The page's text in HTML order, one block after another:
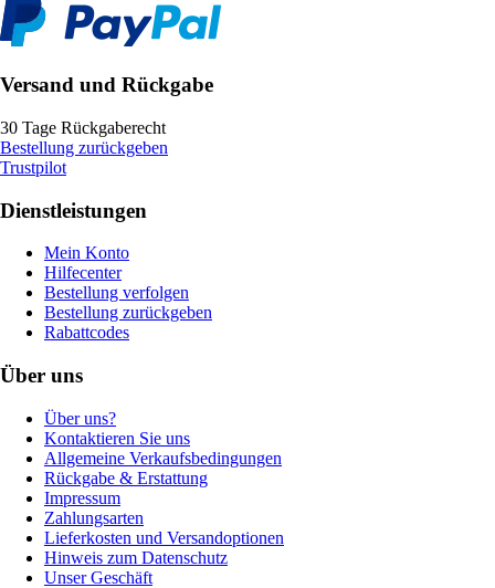
Versand und Rückgabe
30 Tage Rückgaberecht
Bestellung zurückgeben
Trustpilot
Dienstleistungen
Mein Konto
Hilfecenter
Bestellung verfolgen
Bestellung zurückgeben
Rabattcodes
Über uns
Über uns?
Kontaktieren Sie uns
Allgemeine Verkaufsbedingungen
Rückgabe & Erstattung
Impressum
Zahlungsarten
Lieferkosten und Versandoptionen
Hinweis zum Datenschutz
Unser Geschäft